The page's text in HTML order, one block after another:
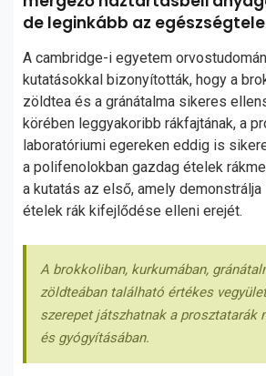
de leginkább az
A cambridge-i egyetem
kutatásokkal bizonyították, hogy a
zöldtea és a gránátalma sikeres
körében leggyakoribb rákfajtának, a
laboratóriumi egereken eddig is
a polifenolokban gazdag ételek
a kutatás az első, amely
ételek rák kifejlődése elleni erejét.
A brokkoliban, kurkumában,
zöldteában található értékes
szerepet játszhatnak a prosztatarák
és gyógyításában.